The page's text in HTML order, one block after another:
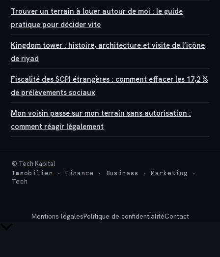
Trouver un terrain à louer autour de moi : le guide
pratique pour décider vite
Kingdom tower : histoire, architecture et visite de l’icône
de riyad
Fiscalité des SCPI étrangères : comment effacer les 17,2 %
de prélèvements sociaux
Mon voisin passe sur mon terrain sans autorisation :
comment réagir légalement
© Tech Kapital
Immobilier · Finance · Business · Marketing ·
Tech
Mentions légalesPolitique de confidentialitéContact